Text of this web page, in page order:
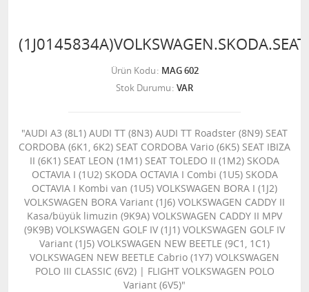
Ürün Kodu MAG 602
Stok Durumu VAR
"AUDI A3 (8L1) AUDI TT (8N3) AUDI TT Roadster (8N9) SEAT
CORDOBA (6K1, 6K2) SEAT CORDOBA Vario (6K5) SEAT IBIZA
II (6K1) SEAT LEON (1M1) SEAT TOLEDO II (1M2) SKODA
OCTAVIA I (1U2) SKODA OCTAVIA I Combi (1U5) SKODA
OCTAVIA I Kombi van (1U5) VOLKSWAGEN BORA I (1J2)
VOLKSWAGEN BORA Variant (1J6) VOLKSWAGEN CADDY II
Kasa/büyük limuzin (9K9A) VOLKSWAGEN CADDY II MPV
(9K9B) VOLKSWAGEN GOLF IV (1J1) VOLKSWAGEN GOLF IV
Variant (1J5) VOLKSWAGEN NEW BEETLE (9C1, 1C1)
VOLKSWAGEN NEW BEETLE Cabrio (1Y7) VOLKSWAGEN
POLO III CLASSIC (6V2) | FLIGHT VOLKSWAGEN POLO
Variant (6V5)"